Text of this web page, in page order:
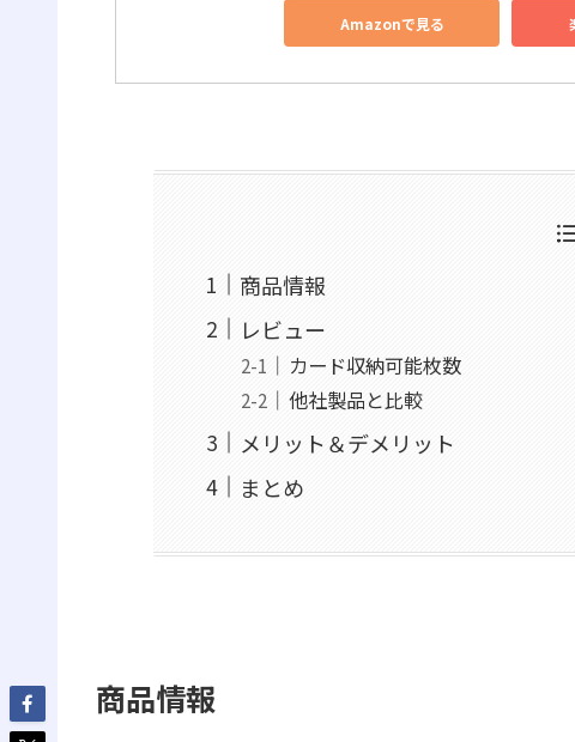
Amazonで見る
商品情報
レビュー
カード収納可能枚数
他社製品と比較
メリット＆デメリット
まとめ
商品情報